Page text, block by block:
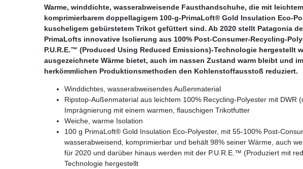
Warme, winddichte, wasserabweisende Fausthandschuhe, die mit
komprimierbarem doppellagigem 100-g-PrimaLoft® Gold Insulation Eco-
kuscheligem gebürstetem Trikot gefüttert sind. Ab 2020 stellt Patagonia
PrimaLofts innovative Isolierung aus 100% Post-Consumer-Recycling-
P.U.R.E.™ (Produced Using Reduced Emissions)-Technologie hergestellt
ausgezeichnete Wärme bietet, auch im nassen Zustand warm bleibt und
herkömmlichen Produktionsmethoden den Kohlenstoffausstoß reduziert.
Winddichtes, wasserabweisendes Außenmaterial
Ripstop-Außenmaterial aus leichtem 100% Recycling-Polyester mit DWR
Imprägnierung mit einem warmen, flauschigen Trikotfutter
Weiche, warme Isolation
100 g PrimaLoft® Gold Insulation Eco-Polyester, mit 55-100% Post-
wasserabweisend, komprimierbar und behält 98% seiner Wärme, auch
für 2020 und darüber hinaus werden mit der P.U.R.E.™ (Produziert mit
Technologie hergestellt